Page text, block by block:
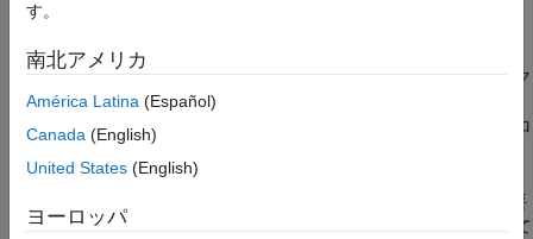
説明
作成
プロパティ
バージョン履歴
参考
Simulink.Simulation.BlockParameterオブジェクトは、ブロック
パラメーター、ブロックのパス、シミュレーション中に
Simulink.SimulationInput
オブジェクトによって使用されるブロ
ほとんどの場合、このクラスのオブジェクトを直接作成する必要
はありません。
オブジェクトに対して
す。
南北アメリカ
América Latina (Español)
Canada (English)
United States (English)
ヨーロッパ